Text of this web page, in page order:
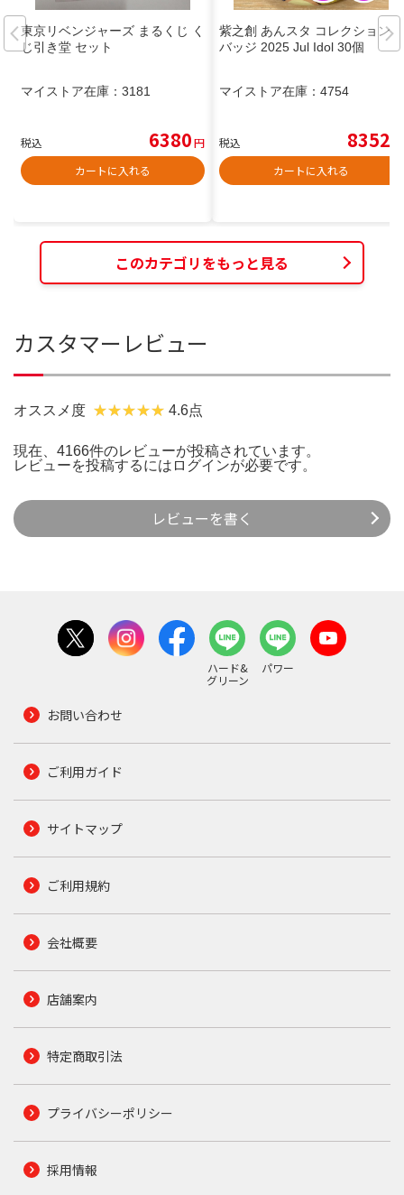
東京リベンジャーズ まるくじ く
じ引き堂 セット
マイストア在庫： 3181
税込 6380円
カートに入れる
紫之創 あんスタ コレクション缶
バッジ 2025 Jul Idol 30個
マイストア在庫： 4754
税込 8352
カートに入れる
このカテゴリをもっと見る
カスタマーレビュー
オススメ度 4.6点
現在、4166件のレビューが投稿されています。
レビューを投稿するには ログインが必要です。
レビューを書く
ハード&
グリーン
パワー
お問い合わせ
ご利用ガイド
サイトマップ
ご利用規約
会社概要
店舗案内
特定商取引法
プライバシーポリシー
採用情報